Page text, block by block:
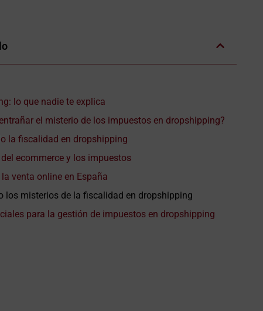
lo que nadie te explica
el misterio de los impuestos en dropshipping?
la fiscalidad en dropshipping
ecommerce y los impuestos
venta online en España
los misterios de la fiscalidad en dropshipping
para la gestión de impuestos en dropshipping